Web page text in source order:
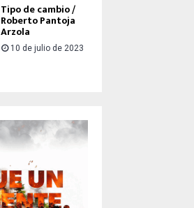
Tipo de cambio /
Roberto Pantoja
Arzola
10 de julio de 2023